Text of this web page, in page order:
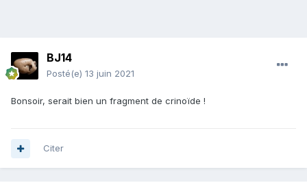
BJ14
Posté(e) 13 juin 2021
Bonsoir, serait bien un fragment de crinoïde !
Citer